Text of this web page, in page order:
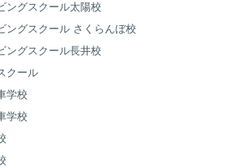
ングスクール太陽校
ングスクール さくらんぼ校
ングスクール長井校
クール
学校
学校